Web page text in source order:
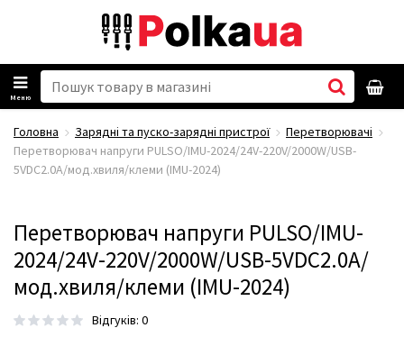
Меню
Головна Зарядні та пуско-зарядні пристрої
Перетворювачі
Перетворювач напруги PULSO/IMU-2024/24V-220V/2000W/USB-
5VDC2.0A/мод.хвиля/клеми (IMU-2024)
Перетворювач напруги PULSO/IMU-
2024/24V-220V/2000W/USB-5VDC2.0A/
мод.хвиля/клеми (IMU-2024)
Відгуків: 0